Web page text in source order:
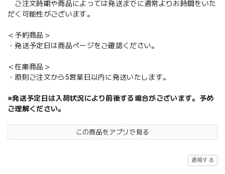
ご注文時期や商品によっては発送までに通常よりお時間をいた
だく可能性がございます。
＜予約商品＞
・発送予定日は商品ページをご確認ください。
＜在庫商品＞
・原則ご注文から5営業日以内に発送いたします。
※発送予定日は入荷状況により前後する場合がございます。予め
ご理解ください。
この商品をアプリで見る
通報する